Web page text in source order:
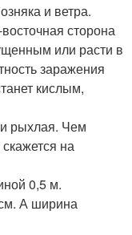
и ветра.
сторона
или расти в
заражения
кислым,
рыхлая. Чем
на
0,5 м.
А ширина